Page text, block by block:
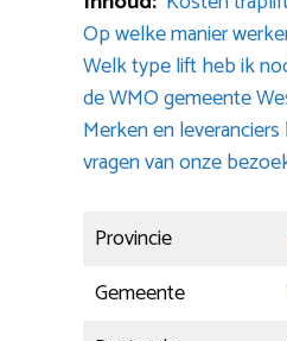
Op welke manier
Welk type lift heb ik
de WMO gemeente
Merken en leveranciers
vragen van onze
Provincie
Gemeente